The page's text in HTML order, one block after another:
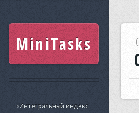
MiniTasks
«Интегральный индекс